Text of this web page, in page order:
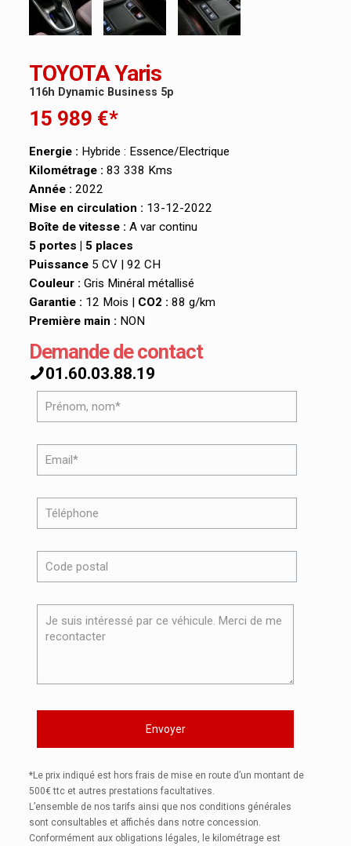
TOYOTA Yaris
116h Dynamic Business 5p
15 989 €*
Energie : Hybride : Essence/Electrique
Kilométrage : 83 338 Kms
Année : 2022
Mise en circulation : 13-12-2022
Boîte de vitesse : A var continu
5 portes | 5 places
Puissance 5 CV | 92 CH
Couleur : Gris Minéral métallisé
Garantie : 12 Mois | CO2 : 88 g/km
Première main : NON
Demande de contact
01.60.03.88.19
*Le prix indiqué est hors frais de mise en route d’un montant de
500€ ttc et autres prestations facultatives.
L’ensemble de nos tarifs ainsi que nos conditions générales
sont consultables et affichés dans notre concession.
Conformément aux obligations légales, le kilométrage est